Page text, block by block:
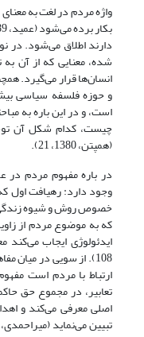
واژه مردم در لغت به
دارند اطلاق می‌شود. در
شده، معنایی که از آن
انسان‌ها قرار می‌گیرد.
و حوزه فلسفه سیاسی
است، و در این باره به
چیست، کدام شکل آن
(همپتن، 1380، 21).
در باره مفهوم مردم
وجود دارد: رهیافت اول
خصوص روش و شیوه
که به موضوع مردم از
108). از سویی در
ارتباط با مردم است
تعابیر، در مجموع حق
اصلی معرفی می‌کند و